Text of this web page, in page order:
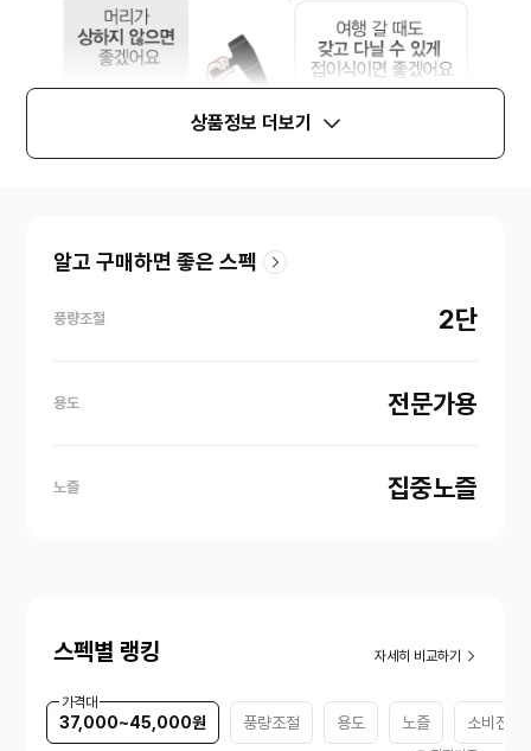
상품정보 더보기
알고 구매하면 좋은 스펙
풍량조절 2단
용도 전문가용
노즐 집중노즐
스펙별 랭킹 자세히 비교하기
가격대
37,000~45,000원 풍량조절 용도 노즐 소비전력